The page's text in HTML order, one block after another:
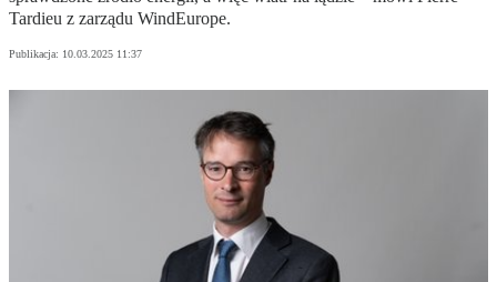
Tardieu z zarządu WindEurope.
Publikacja: 10.03.2025 11:37